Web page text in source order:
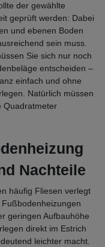
der gewählte
geprüft werden: Dabei
und ebenen Boden
sein muss.
Sie sich nur noch
entscheiden –
einfach und ohne
Natürlich müssen
Quadratmeter
Nachteile
häufig Fliesen verlegt
geringen Aufbauhöhe
direkt im Estrich
leichter macht.